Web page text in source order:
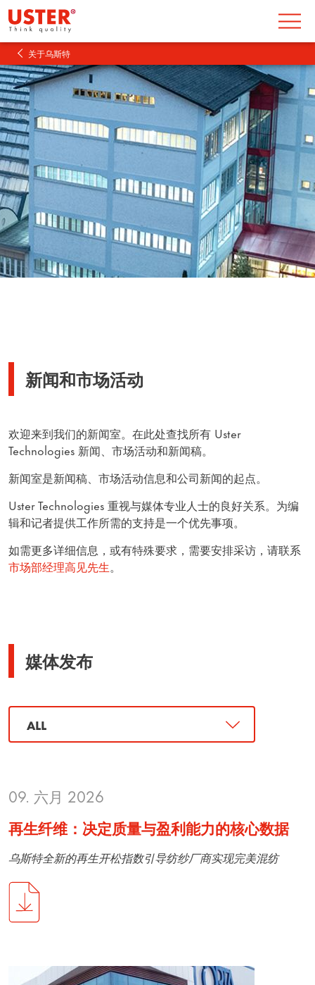
关于乌斯特
新闻和市场活动
欢迎来到我们的新闻室。在此处查找所有 Uster
Technologies 新闻、市场活动和新闻稿。
新闻室是新闻稿、市场活动信息和公司新闻的起点。
Uster Technologies 重视与媒体专业人士的良好关系。为编
辑和记者提供工作所需的支持是一个优先事项。
如需更多详细信息，或有特殊要求，需要安排采访，请联系
市场部经理高见先生。
媒体发布
09. 六月 2026
再生纤维：决定质量与盈利能力的核心数据
乌斯特全新的再生开松指数引导纺纱厂商实现完美混纺